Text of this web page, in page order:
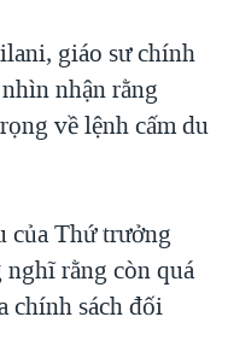
giáo sư chính
nhận rằng
về lệnh cấm du
của Thứ trưởng
rằng còn quá
chính sách đối